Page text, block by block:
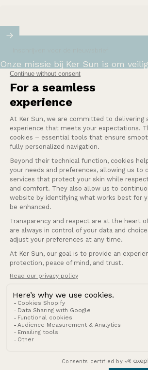
Onze missie bij Ker Sun is om
gemoedsrust te bieden aan
gevoelig of intolerant zijn voor de
Meer weten
Vragen?
Bedrijf
© 2026 Ker Sun.
TerugbetalingsbeleidPrivacybeleidAlgemene voorwaarden
Land
België (EUR €)